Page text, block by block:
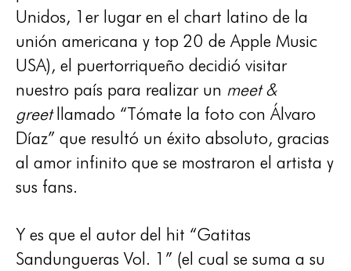
Unidos, 1er lugar en el chart latino de la
unión americana y top 20 de Apple Music
USA), el puertorriqueño decidió visitar
nuestro país para realizar un meet &
greetllamado “Tómate la foto con Álvaro
Díaz” que resultó un éxito absoluto, gracias
al amor infinito que se mostraron el artista y
sus fans.
Y es que el autor del hit “Gatitas
Sandungueras Vol. 1” (el cual se suma a su